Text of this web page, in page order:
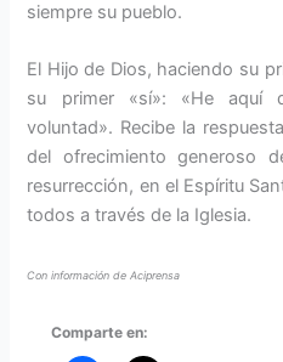
siempre su pueblo.
El Hijo de Dios, haciendo su
su primer «sí»: «He aquí
voluntad». Recibe la
del ofrecimiento generoso
resurrección, en el Espíritu
todos a través de la Iglesia.
Con información de Aciprensa
Comparte en: